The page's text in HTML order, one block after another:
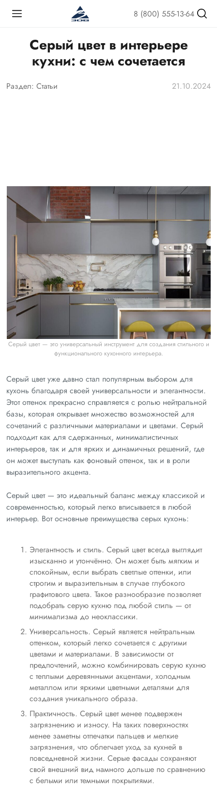
8 (800) 555-13-64
Серый цвет в интерьере
кухни: с чем сочетается
Раздел:Статьи 21.10.2024
Серый цвет — это универсальный инструмент для создания стильного и
функционального кухонного интерьера.
Серый цвет уже давно стал популярным выбором для
кухонь благодаря своей универсальности и элегантности.
Этот оттенок прекрасно справляется с ролью нейтральной
базы, которая открывает множество возможностей для
сочетаний с различными материалами и цветами. Серый
подходит как для сдержанных, минималистичных
интерьеров, так и для ярких и динамичных решений, где
он может выступать как фоновый оттенок, так и в роли
выразительного акцента.
Серый цвет — это идеальный баланс между классикой и
современностью, который легко вписывается в любой
интерьер. Вот основные преимущества серых кухонь:
Элегантность и стиль. Серый цвет всегда выглядит
изысканно и утончённо. Он может быть мягким и
спокойным, если выбрать светлые оттенки, или
строгим и выразительным в случае глубокого
графитового цвета. Такое разнообразие позволяет
подобрать серую кухню под любой стиль — от
минимализма до неоклассики.
Универсальность. Серый является нейтральным
оттенком, который легко сочетается с другими
цветами и материалами. В зависимости от
предпочтений, можно комбинировать серую кухню
с теплыми деревянными акцентами, холодным
металлом или яркими цветными деталями для
создания уникального образа.
Практичность. Серый цвет менее подвержен
загрязнению и износу. На таких поверхностях
менее заметны отпечатки пальцев и мелкие
загрязнения, что облегчает уход за кухней в
повседневной жизни. Серые фасады сохраняют
свой внешний вид намного дольше по сравнению
с белыми или темными покрытиями.